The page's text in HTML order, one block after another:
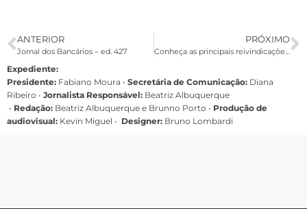
ANTERIOR
Jornal dos Bancários – ed. 427
PRÓXIMO
Conheça as principais reivindicações específicas do 23º Congresso do BB
Expediente:
Presidente: Fabiano Moura • Secretária de Comunicação: Diana
Ribeiro • Jornalista Responsável: Beatriz Albuquerque
• Redação: Beatriz Albuquerque e Brunno Porto • Produção de
audiovisual: Kevin Miguel • Designer: Bruno Lombardi